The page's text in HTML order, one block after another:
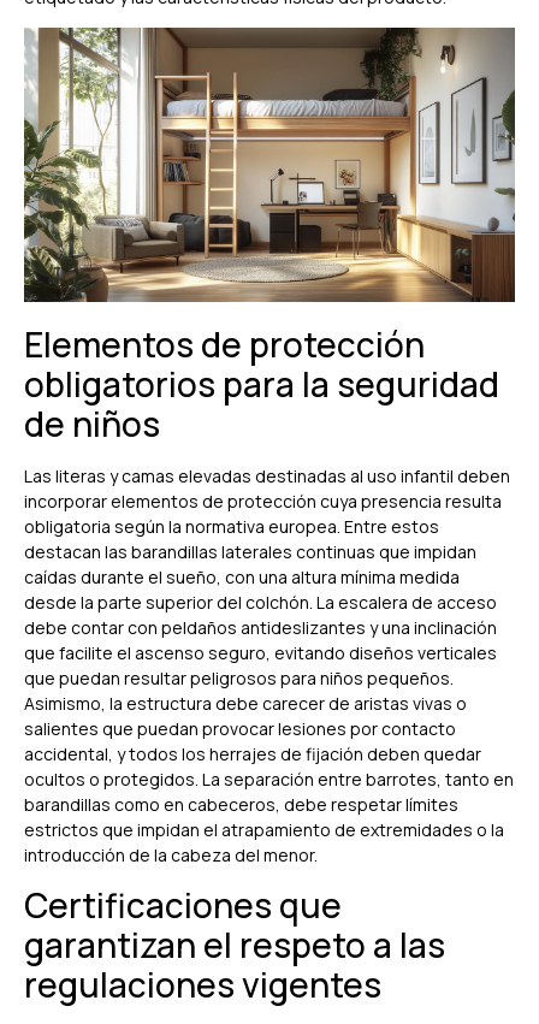
Elementos de protección
obligatorios para la seguridad
de niños
Las literas y camas elevadas destinadas al uso infantil deben
incorporar elementos de protección cuya presencia resulta
obligatoria según la normativa europea. Entre estos
destacan las barandillas laterales continuas que impidan
caídas durante el sueño, con una altura mínima medida
desde la parte superior del colchón. La escalera de acceso
debe contar con peldaños antideslizantes y una inclinación
que facilite el ascenso seguro, evitando diseños verticales
que puedan resultar peligrosos para niños pequeños.
Asimismo, la estructura debe carecer de aristas vivas o
salientes que puedan provocar lesiones por contacto
accidental, y todos los herrajes de fijación deben quedar
ocultos o protegidos. La separación entre barrotes, tanto en
barandillas como en cabeceros, debe respetar límites
estrictos que impidan el atrapamiento de extremidades o la
introducción de la cabeza del menor.
Certificaciones que
garantizan el respeto a las
regulaciones vigentes